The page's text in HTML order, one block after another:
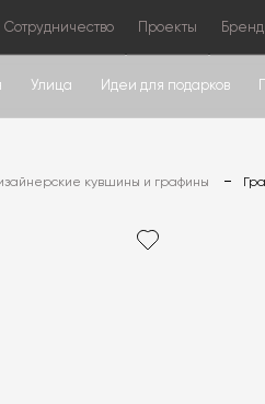
Сотрудничество Проекты
Улица Идеи для подарков
кувшины и графины